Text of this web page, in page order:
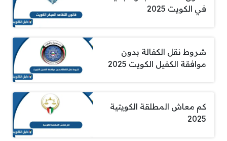
في الكويت 2025
شروط نقل الكفالة بدون
موافقة الكفيل الكويت 2025
كم معاش المطلقة الكويتية
2025